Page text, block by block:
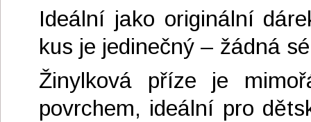
Ideální jako originální
kus je jedinečný – žádná
Žinylková příze je
povrchem, ideální pro